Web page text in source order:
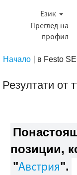
Език
Преглед на
профил
Начало | в Festo
Резултати от
позиции,
"Австрия".